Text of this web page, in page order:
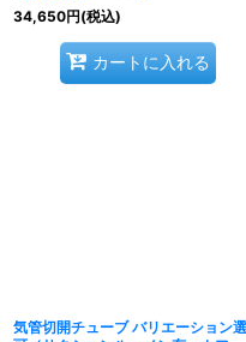
34,650円(税込)
カートに入れる
気管切開チューブ バリエーション